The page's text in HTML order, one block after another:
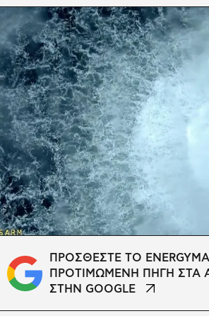
ΠΡΟΣΘΕΣΤΕ ΤΟ
ΠΡΟΤΙΜΩΜΕΝΗ ΠΗΓΗ ΣΤΑ
ΣΤΗΝ GOOGLE